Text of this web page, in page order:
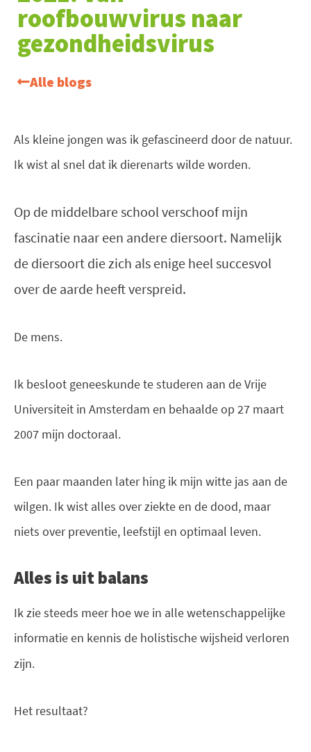
roofbouwvirus naar
gezondheidsvirus
Alle blogs
Als kleine jongen was ik gefascineerd door de natuur.
Ik wist al snel dat ik dierenarts wilde worden.
Op de middelbare school verschoof mijn
fascinatie naar een andere diersoort. Namelijk
de diersoort die zich als enige heel succesvol
over de aarde heeft verspreid.
De mens.
Ik besloot geneeskunde te studeren aan de Vrije
Universiteit in Amsterdam en behaalde op 27 maart
2007 mijn doctoraal.
Een paar maanden later hing ik mijn witte jas aan de
wilgen. Ik wist alles over ziekte en de dood, maar
niets over preventie, leefstijl en optimaal leven.
Alles is uit balans
Ik zie steeds meer hoe we in alle wetenschappelijke
informatie en kennis de holistische wijsheid verloren
zijn.
Het resultaat?